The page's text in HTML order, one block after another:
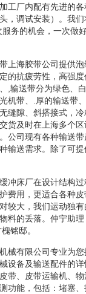
工厂内配有先进的
，调试安装）。我
务的机会，一次做
上海胶带公司提供
的抗疲劳性，高强
,输送带分为绿色、
机带、.厚的输送带
缝隙、斜搭接式，
货及时在上海多个
公司现有各种输送
输送需求。除了可
冲床厂在设计结构
费用，更适合各种
较大，我们运动独
料的丢落。仲宁助
铭邸。
械有限公司专业为
设备及输送配件的
带、皮带运输机、
功能，包括：堵塞